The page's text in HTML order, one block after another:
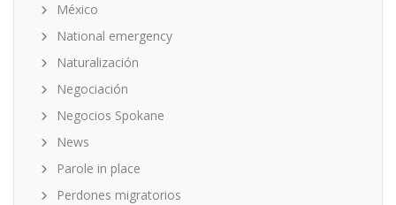
México
National emergency
Naturalización
Negociación
Negocios Spokane
News
Parole in place
Perdones migratorios